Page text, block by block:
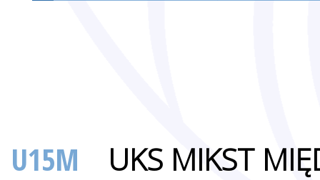
U15M UKS MIKST